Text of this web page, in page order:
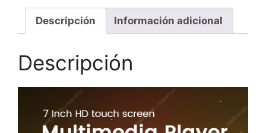
Descripción Información adicional
Descripción